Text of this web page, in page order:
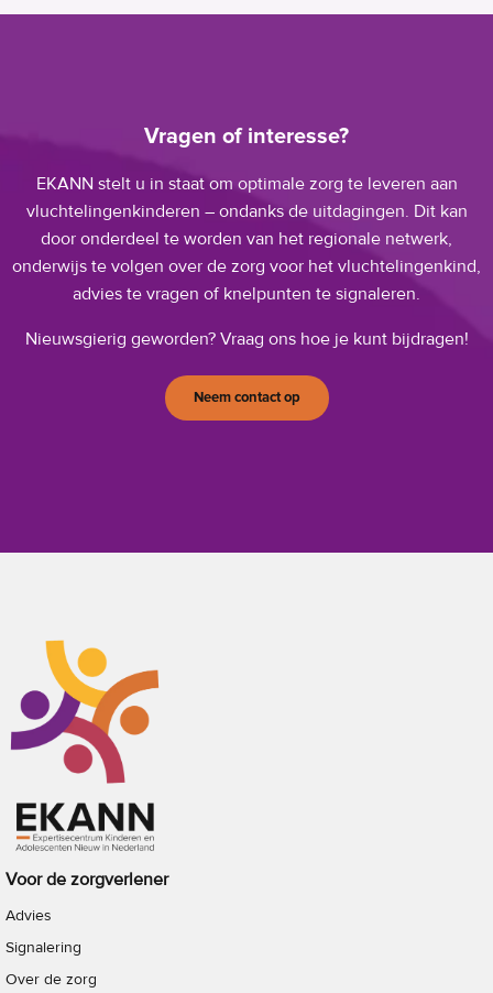
Vragen of interesse?
EKANN stelt u in staat om optimale zorg te leveren aan
vluchtelingenkinderen – ondanks de uitdagingen. Dit kan
door onderdeel te worden van het regionale netwerk,
onderwijs te volgen over de zorg voor het vluchtelingenkind,
advies te vragen of knelpunten te signaleren.
Nieuwsgierig geworden? Vraag ons hoe je kunt bijdragen!
Neem contact op
Voor de zorgverlener
Advies
Signalering
Over de zorg